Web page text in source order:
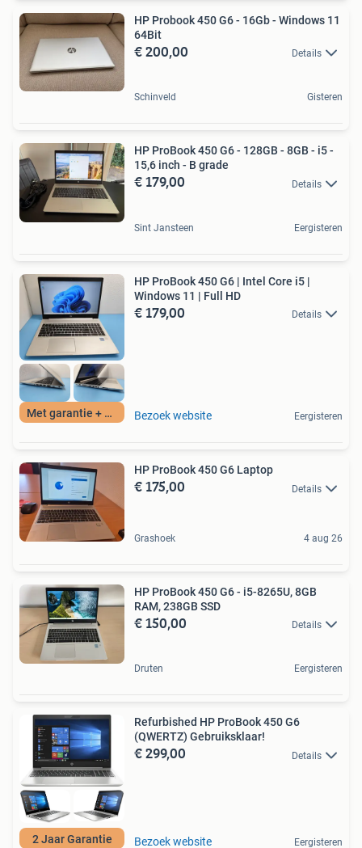
HP Probook 450 G6 - 16Gb - Windows 11
64Bit
€ 200,00 Details
Schinveld Gisteren
HP ProBook 450 G6 - 128GB - 8GB - i5 -
15,6 inch - B grade
€ 179,00 Details
Sint Jansteen Eergisteren
Met garantie + BTW
HP ProBook 450 G6 | Intel Core i5 |
Windows 11 | Full HD
€ 179,00 Details
Bezoek website Eergisteren
HP ProBook 450 G6 Laptop
€ 175,00 Details
Grashoek 4 aug 26
HP ProBook 450 G6 - i5-8265U, 8GB
RAM, 238GB SSD
€ 150,00 Details
Druten Eergisteren
2 Jaar Garantie
Refurbished HP ProBook 450 G6
(QWERTZ) Gebruiksklaar!
€ 299,00 Details
Bezoek website Eergisteren